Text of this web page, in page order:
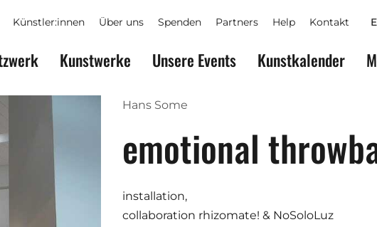
Künstler:innen Über uns Spenden Partners Help Kontakt
Kunstwerke Unsere Events Kunstkalender
Hans Some
emotional
installation,
collaboration rhizomate! & NoSoloLuz